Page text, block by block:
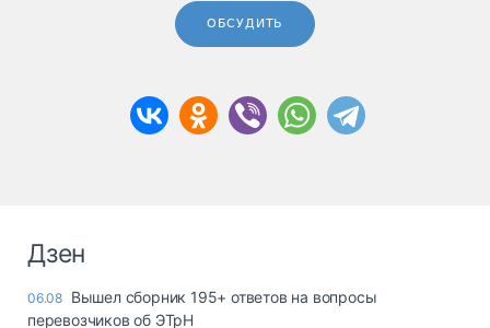
ОБСУДИТЬ
Дзен
06.08 Вышел сборник 195+ ответов на вопросы
перевозчиков об ЭТрН